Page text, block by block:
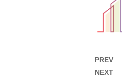
PREV
NEXT